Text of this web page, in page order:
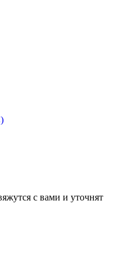
с вами и уточнят